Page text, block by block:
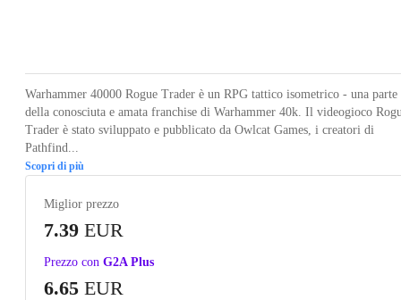
Warhammer 40000 Rogue Trader è un RPG tattico isometrico - una parte
della conosciuta e amata franchise di Warhammer 40k. Il videogioco
Trader è stato sviluppato e pubblicato da Owlcat Games, i creatori di
Pathfind...
Scopri di più
Miglior prezzo
7.39 EUR
Prezzo con G2A Plus
6.65 EUR